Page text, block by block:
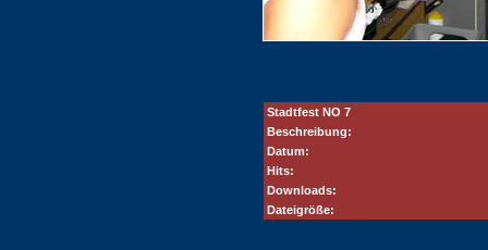
Stadtfest NO 7
Beschreibung:
Datum:
Hits:
Downloads:
Dateigröße: